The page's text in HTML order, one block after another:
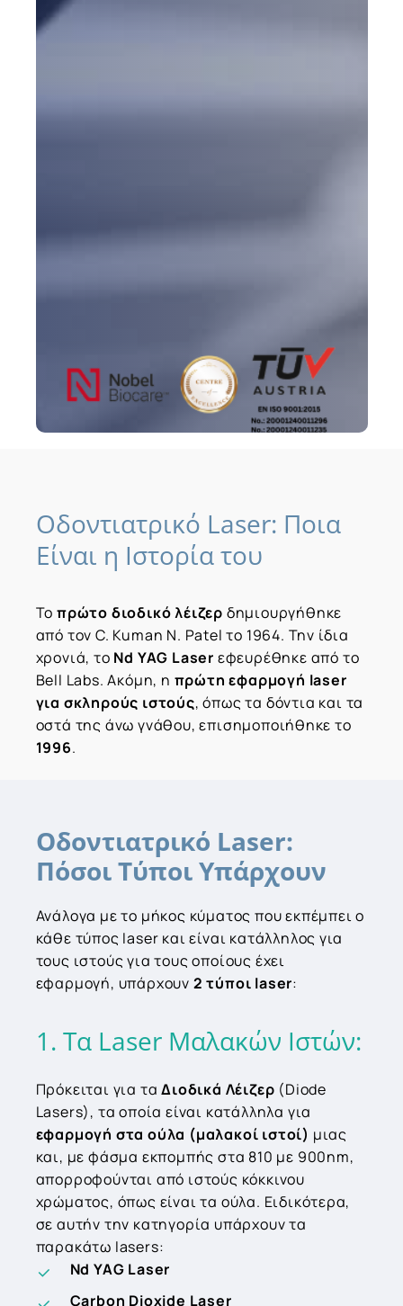
Οδοντιατρικό Laser: Ποια
Είναι η Ιστορίατου
Το πρώτο διοδικό λέιζερ δημιουργήθηκε
από τον C. Kuman N. Patel το 1964. Την ίδια
χρονιά, το Nd YAG Laser εφευρέθηκε από το
Bell Labs. Ακόμη, η πρώτη εφαρμογή laser
για σκληρούς ιστούς, όπως τα δόντια και τα
οστά της άνω γνάθου, επισημοποιήθηκε το
1996.
Οδοντιατρικό Laser:
Πόσοι Τύποι Υπάρχουν
Ανάλογα με το μήκος κύματος που εκπέμπει ο
κάθε τύπος laser και είναι κατάλληλος για
τους ιστούς για τους οποίους έχει
εφαρμογή, υπάρχουν 2 τύποι laser:
1. Τα Laser Μαλακών Ιστών:
Πρόκειται για ταΔιοδικά Λέιζερ (Diode
Lasers), τα οποία είναι κατάλληλα για
εφαρμογή στα ούλα (μαλακοί ιστοί) μιας
και, με φάσμα εκπομπής στα 810 με 900nm,
απορροφούνται από ιστούς κόκκινου
χρώματος, όπως είναι τα ούλα. Ειδικότερα,
σε αυτήν την κατηγορία υπάρχουν τα
παρακάτω lasers:
Nd YAG Laser
Carbon Dioxide Laser